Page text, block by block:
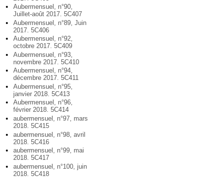
Aubermensuel, n°90,
Juillet-août 2017. 5C407
Aubermensuel, n°89, Juin
2017. 5C406
Aubermensuel, n°92,
octobre 2017. 5C409
Aubermensuel, n°93,
novembre 2017. 5C410
Aubermensuel, n°94,
décembre 2017. 5C411
Aubermensuel, n°95,
janvier 2018. 5C413
Aubermensuel, n°96,
février 2018. 5C414
aubermensuel, n°97, mars
2018. 5C415
aubermensuel, n°98, avril
2018. 5C416
aubermensuel, n°99, mai
2018. 5C417
aubermensuel, n°100, juin
2018. 5C418